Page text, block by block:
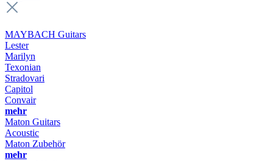
MAYBACH Guitars
Lester
Marilyn
Texonian
Stradovari
Capitol
Convair
mehr
Maton Guitars
Acoustic
Maton Zubehör
mehr